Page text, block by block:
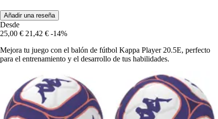
Añadir una reseña
Desde
25,00 € 21,42 € -14%
Mejora tu juego con el balón de fútbol Kappa Player 20.5E, perfecto
para el entrenamiento y el desarrollo de tus habilidades.